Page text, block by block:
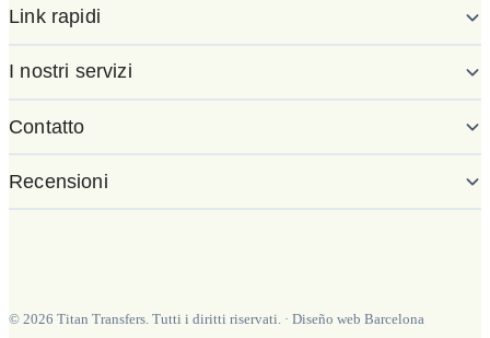
Link rapidi
I nostri servizi
Contatto
Recensioni
© 2026 Titan Transfers. Tutti i diritti riservati. · Diseño web Barcelona